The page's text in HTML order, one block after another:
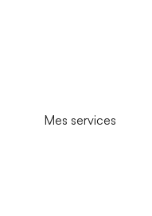
Mes services